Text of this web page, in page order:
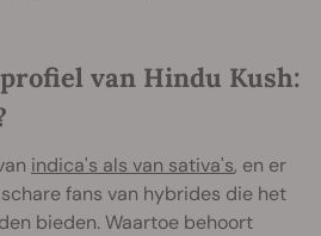
van Hindu Kush:
indica's als van sativa's, en er
fans van hybrides die het
bieden. Waartoe behoort